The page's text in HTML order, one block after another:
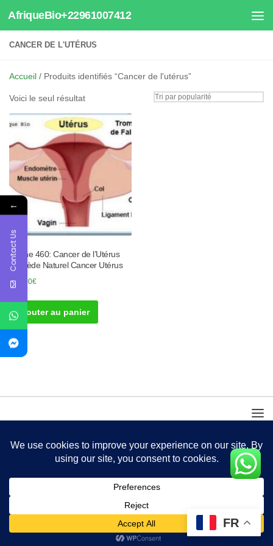
Au dessous du contenu
AfriqueBio+22961007412
CANCER DE L'UTÉRUS
Accueil / Produits identifiés “Cancer de l'utérus”
Voici le seul résultat
Tisane 460: Cancer de l’Utérus
Remède Naturel Cancer Utérus
100.00€
Ajouter au panier
FR
←
Contact Us